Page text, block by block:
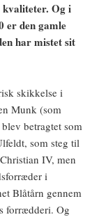
Og i
er den gamle
har mistet sit
skikkelse i
Munk (som
betragtet som
som steg til
IV, men
i
Blåtårn gennem
forrædderi. Og